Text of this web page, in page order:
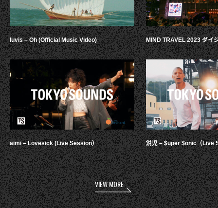
luvis – Oh (Official Music Video)
aimi – Lovesick (Live Session）
MIND TRAVEL 2023 ダイ
鋭児 – $uper $onic（Live
VIEW MORE